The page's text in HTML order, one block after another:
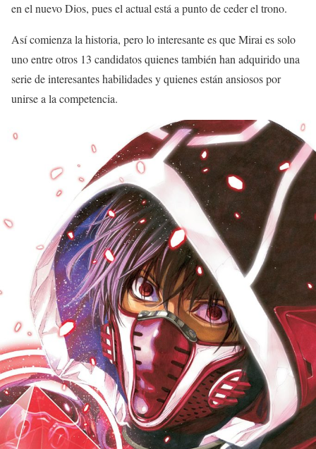
en el nuevo Dios, pues el actual está a punto de ceder el trono.
Así comienza la historia, pero lo interesante es que Mirai es solo
uno entre otros 13 candidatos quienes también han adquirido una
serie de interesantes habilidades y quienes están ansiosos por
unirse a la competencia.